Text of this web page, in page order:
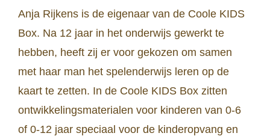
Anja Rijkens is de eigenaar van de Coole KIDS
Box. Na 12 jaar in het onderwijs gewerkt te
hebben, heeft zij er voor gekozen om samen
met haar man het spelenderwijs leren op de
kaart te zetten. In de Coole KIDS Box zitten
ontwikkelingsmaterialen voor kinderen van 0-6
of 0-12 jaar speciaal voor de kinderopvang en